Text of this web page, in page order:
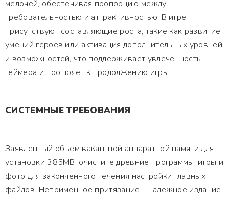
мелочей, обеспечивая пропорцию между
требовательностью и аттрактивностью. В игре
присутствуют составляющие роста, такие как развитие
умений героев или активация дополнительных уровней
и возможностей, что поддерживает увлеченность
геймера и поощряет к продолжению игры.
СИСТЕМНЫЕ ТРЕБОВАНИЯ
Заявленный объем вакантной аппаратной памяти для
установки 385MB, очистите древние программы, игры и
фото для законченного течения настройки главных
файлов. Неприменное притязание - надежное издание